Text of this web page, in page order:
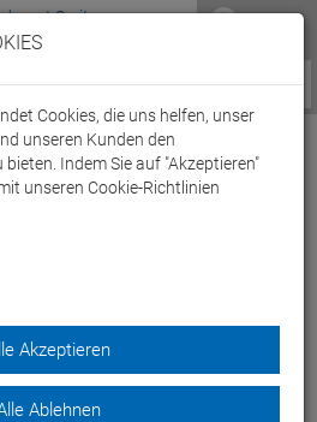
Service / Hilfe
- 50 Euro - Motiv 1
Artikel um einen Beispiel
Online käuflich ist.
Cookies, die uns helfen, unser
unseren Kunden den
Indem Sie auf "Akzeptieren"
unseren Cookie-Richtlinien
Akzeptieren
Ablehnen